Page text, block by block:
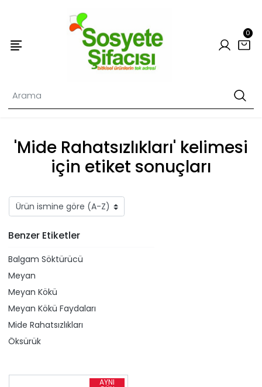
0
'Mide Rahatsızlıkları' kelimesi
için etiket sonuçları
Benzer Etiketler
Balgam Söktürücü
Meyan
Meyan Kökü
Meyan Kökü Faydaları
Mide Rahatsızlıkları
Öksürük